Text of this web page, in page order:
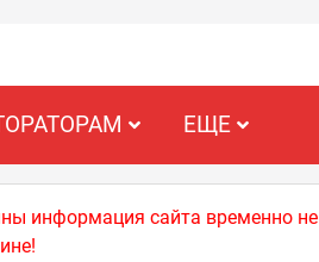
ЕЩЕ
информация сайта временно не